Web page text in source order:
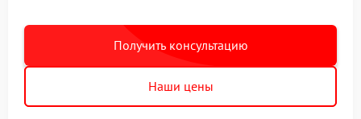
Получить консультацию
Наши цены